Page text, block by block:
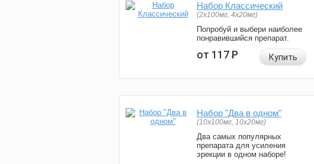
Набор Классический
(2x100мг, 4x20мг)
Попробуй и выбери наиболее
понравившийся препарат.
от 117Р Купить
Набор "Два в одном"
(10x100мг, 10x20мг)
Два самых популярных
препарата для усиления
эрекции в одном наборе!